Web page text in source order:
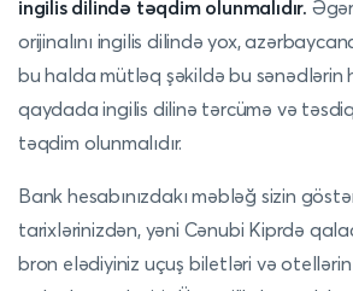
ingilis dilində təqdim olunmalıdır.
orijinalını ingilis dilində yox,
bu halda mütləq şəkildə bu sənədlərin
qaydada ingilis dilinə tərcümə və
təqdim olunmalıdır.
Bank hesabınızdakı məbləğ sizin
tarixlərinizdən, yəni Cənubi Kiprdə
bron elədiyiniz uçuş biletləri və